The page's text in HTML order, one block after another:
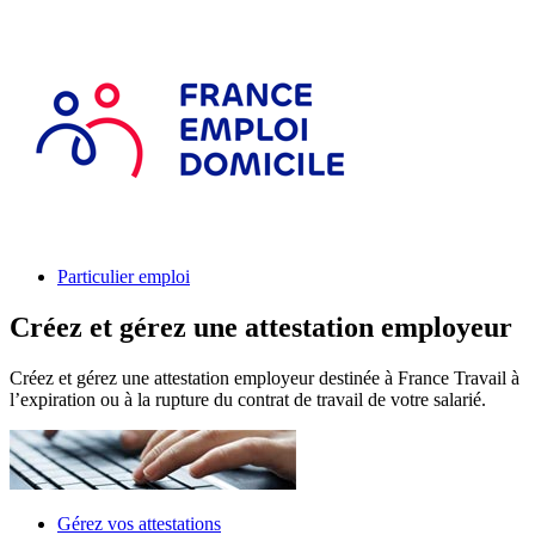
Particulier emploi
Créez et gérez une attestation employeur
Créez et gérez une attestation employeur destinée à France Travail à
l’expiration ou à la rupture du contrat de travail de votre salarié.
Gérez vos attestations